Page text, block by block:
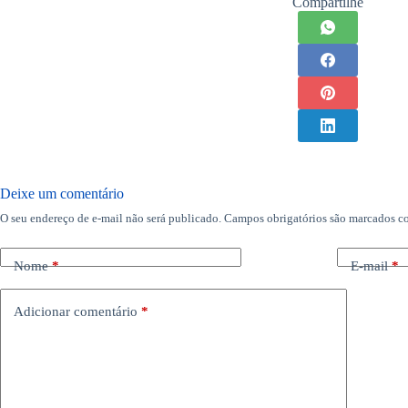
Deixe um comentário
O seu endereço de e-mail não será publicado. Campos obrigatórios são marcados
Nome* E-mail*
Adicionar comentário *